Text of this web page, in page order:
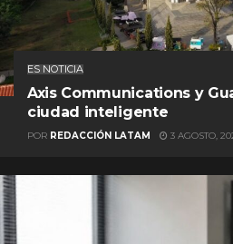
ES NOTICIA
Axis Communications y
ciudad inteligente
POR REDACCIÓN LATAM 3 AGOSTO,